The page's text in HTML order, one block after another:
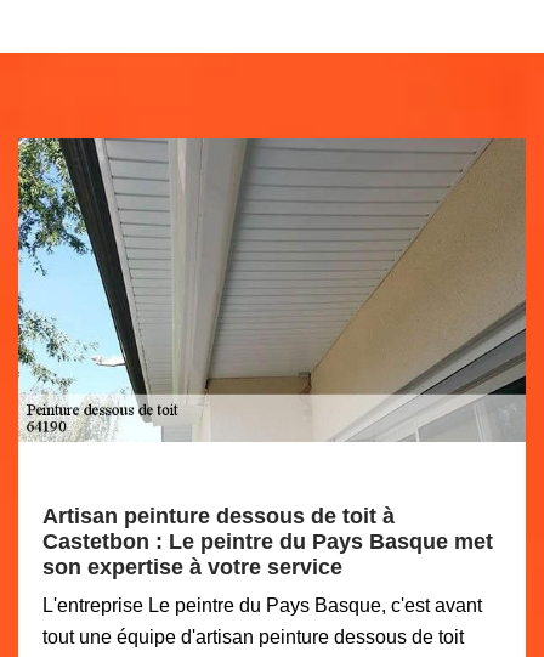
Artisan peinture dessous de toit à
Castetbon : Le peintre du Pays Basque met
son expertise à votre service
L'entreprise Le peintre du Pays Basque, c'est avant
tout une équipe d'artisan peinture dessous de toit